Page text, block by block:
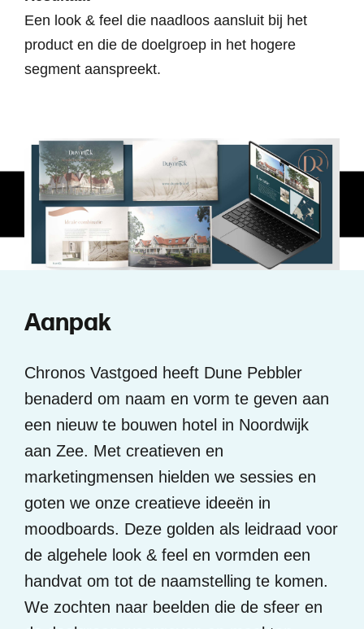
Een look & feel die naadloos aansluit bij het
product en die de doelgroep in het hogere
segment aanspreekt.
Aanpak
Chronos Vastgoed heeft Dune Pebbler
benaderd om naam en vorm te geven aan
een nieuw te bouwen hotel in Noordwijk
aan Zee. Met creatieven en
marketingmensen hielden we sessies en
goten we onze creatieve ideeën in
moodboards. Deze golden als leidraad voor
de algehele look & feel en vormden een
handvat om tot de naamstelling te komen.
We zochten naar beelden die de sfeer en